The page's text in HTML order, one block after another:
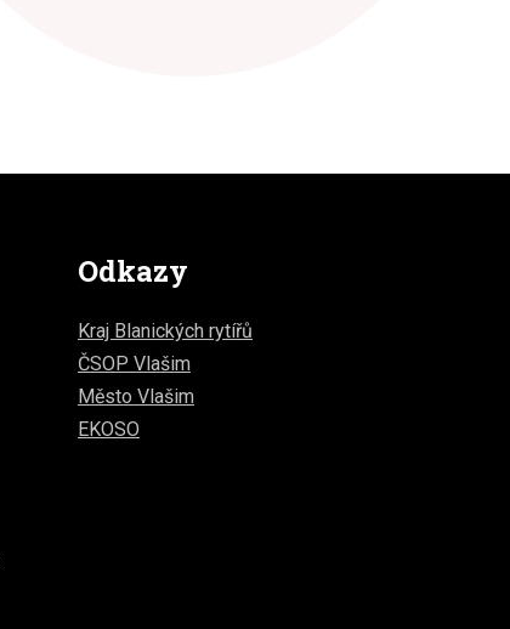
Odkazy
Kraj Blanických rytířů
ČSOP Vlašim
Město Vlašim
EKOSO